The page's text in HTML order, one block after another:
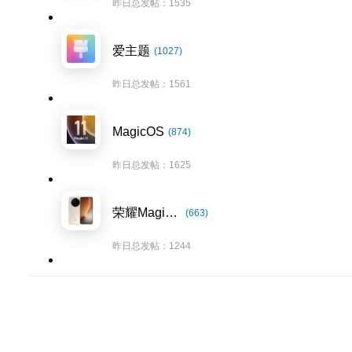
昨日总发帖：1535
爱主题 (1027)
昨日总发帖：1561
MagicOS (874)
昨日总发帖：1625
荣耀Magic8系列 (663)
昨日总发帖：1244